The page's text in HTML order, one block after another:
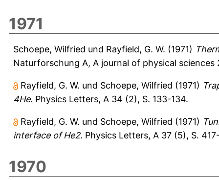
1971
Schoepe, Wilfried und Rayfield, G. W. (1971)
Naturforschung A, A journal of physical sciences
Rayfield, G. W. und Schoepe, Wilfried (1971)
4He. Physics Letters, A 34 (2), S. 133-134.
Rayfield, G. W. und Schoepe, Wilfried (1971)
interface of He2. Physics Letters, A 37 (5), S.
1970